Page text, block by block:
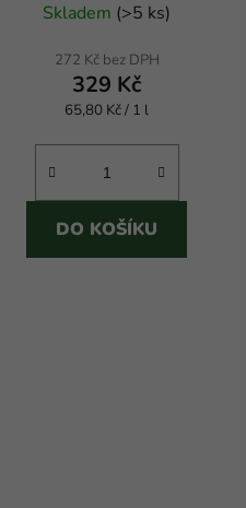
hodnocení
produktu
je
4,5
z
5
hvězdiček.
Skladem (>5 ks)
272 Kč bez DPH
329 Kč
Měrná
65,80 Kč / 1 l
DO KOŠÍKU